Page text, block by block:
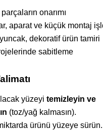
onarımı
aparat ve küçük montaj
dekoratif ürün tamiri
sabitleme
yüzeyi temizleyin ve
(toz/yağ kalmasın).
ürünü yüzeye sürün.